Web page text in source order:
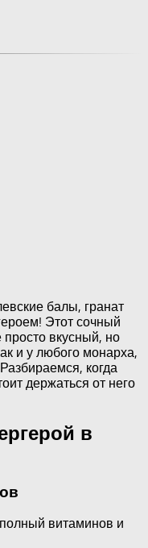
балы, гранат
Этот сочный
вкусный, но
и у любого монарха,
когда
держаться от него
в
витаминов и